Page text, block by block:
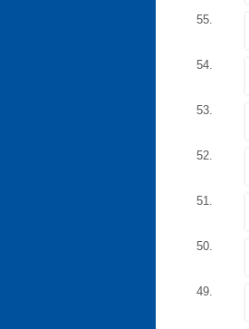
55.
54.
53.
52.
51.
50.
49.